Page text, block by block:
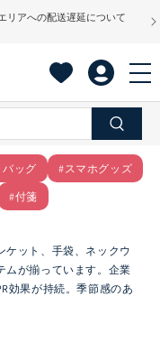
リアへの配送遅延について
バッグ #スマホグッズ
#付箋
ケット、手袋、ネックウ
ムが揃っています。企業
効果が持続。季節感のあ